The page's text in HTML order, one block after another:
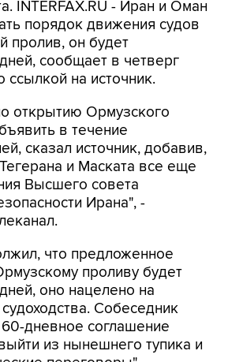
пролив, он будет
сообщает в четверг
на источник.
открытию Ормузского
сказал источник, добавив,
и Маската все еще
Высшего совета
Ирана", -
что предложенное
оно нацелено на
Собеседник
дневное соглашение
из нынешнего тупика и
переговоры", -